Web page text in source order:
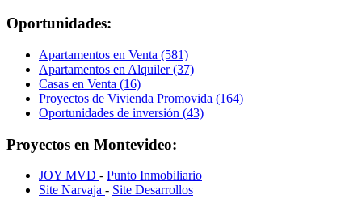
Oportunidades:
Apartamentos en Venta (581)
Apartamentos en Alquiler (37)
Casas en Venta (16)
Proyectos de Vivienda Promovida (164)
Oportunidades de inversión (43)
Proyectos en Montevideo:
JOY MVD - Punto Inmobiliario
Site Narvaja - Site Desarrollos